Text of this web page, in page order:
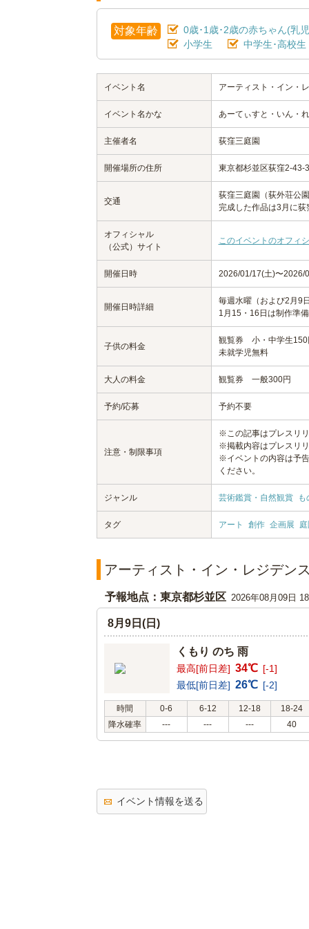
対象年齢 0歳･1歳･2歳の赤ちゃん(乳
小学生
中学生･高校生
イベント名 アーティスト・イン・
イベント名かな あーてぃすと・いん・
主催者名 荻窪三庭園
開催場所の住所 東京都杉並区荻窪2-
交通
荻窪三庭園（荻外荘公
完成した作品は3月に荻
オフィシャル
（公式）サイト
このイベントのオフィ
開催日時 2026/01/17(土)〜2026/
開催日時詳細
毎週水曜（および2月9
1月15・16日は制作準
子供の料金
観覧券 小・中学生150
未就学児無料
大人の料金 観覧券 一般300円
予約/応募 予約不要
注意・制限事項
※この記事はプレスリ
※掲載内容はプレスリ
※イベントの内容は予
ください。
ジャンル 芸術鑑賞・自然観賞 も
タグ アート 創作 企画展 庭
アーティスト・イン・レジデン
予報地点：東京都杉並区 2026年08月09日
8月9日(日)
くもり のち 雨
最高[前日差] 34℃ [-1]
最低[前日差] 26℃ [-2]
時間 0-6 6-12 12-18
18-24
降水確率
--- --- --- 40
イベント情報を送る